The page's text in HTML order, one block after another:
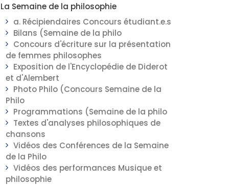
La Semaine de la philosophie
a. Récipiendaires Concours étudiant.e.s
Bilans (Semaine de la philo
Concours d'écriture sur la présentation
de femmes philosophes
Exposition de l'Encyclopédie de Diderot
et d'Alembert
Photo Philo (Concours Semaine de la
Philo
Programmations (Semaine de la philo
Textes d'analyses philosophiques de
chansons
Vidéos des Conférences de la Semaine
de la Philo
Vidéos des performances Musique et
philosophie